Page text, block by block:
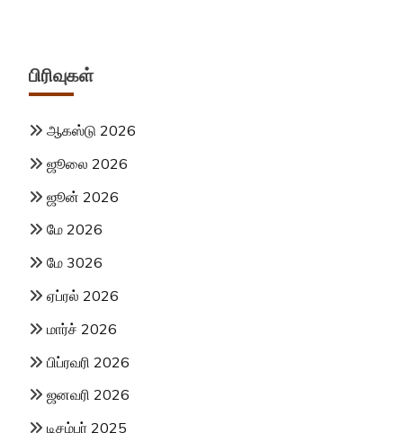
பிரிவுகள்
ஆகஸ்டு 2026
ஜூலை 2026
ஜூன் 2026
மே 2026
மே 3026
ஏப்ரல் 2026
மார்ச் 2026
பிப்ரவரி 2026
ஜனவரி 2026
டிசம்பர் 2025